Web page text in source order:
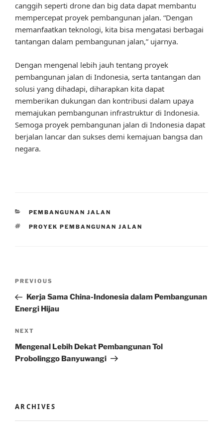
canggih seperti drone dan big data dapat membantu
mempercepat proyek pembangunan jalan. “Dengan
memanfaatkan teknologi, kita bisa mengatasi berbagai
tantangan dalam pembangunan jalan,” ujarnya.
Dengan mengenal lebih jauh tentang proyek
pembangunan jalan di Indonesia, serta tantangan dan
solusi yang dihadapi, diharapkan kita dapat
memberikan dukungan dan kontribusi dalam upaya
memajukan pembangunan infrastruktur di Indonesia.
Semoga proyek pembangunan jalan di Indonesia dapat
berjalan lancar dan sukses demi kemajuan bangsa dan
negara.
CATEGORIES
PEMBANGUNAN JALAN
TAGS
PROYEK PEMBANGUNAN JALAN
Previous
Post
PREVIOUS
Kerja Sama China-Indonesia dalam Pembangunan
Energi Hijau
Next
Post
NEXT
Mengenal Lebih Dekat Pembangunan Tol
Probolinggo Banyuwangi
ARCHIVES